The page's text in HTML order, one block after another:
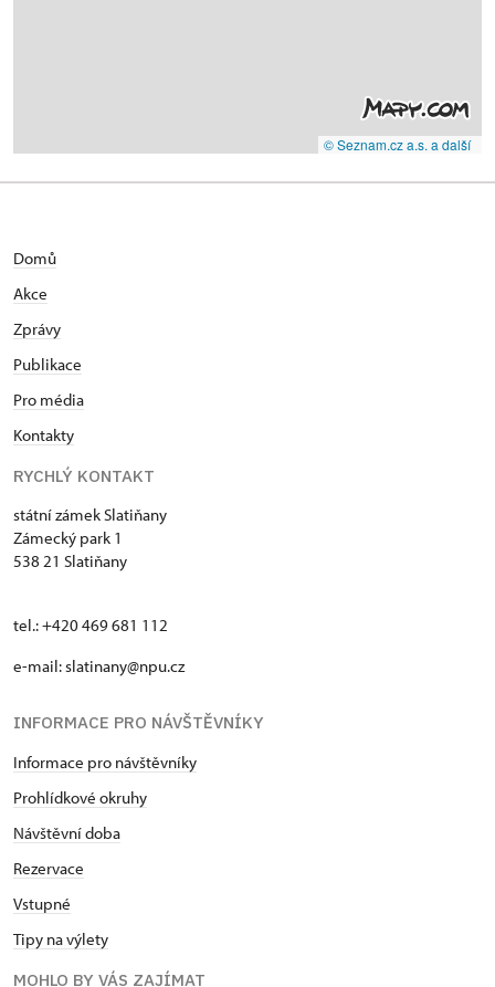
© Seznam.cz a.s. a další
Domů
Akce
Zprávy
Publikace
Pro média
Kontakty
RYCHLÝ KONTAKT
státní zámek Slatiňany
Zámecký park 1
538 21 Slatiňany
tel.: +420 469 681 112
e-mail: slatinany@npu.cz
INFORMACE PRO NÁVŠTĚVNÍKY
Informace pro návštěvníky
Prohlídkové okruhy
Návštěvní doba
Rezervace
Vstupné
Tipy na výlety
MOHLO BY VÁS ZAJÍMAT